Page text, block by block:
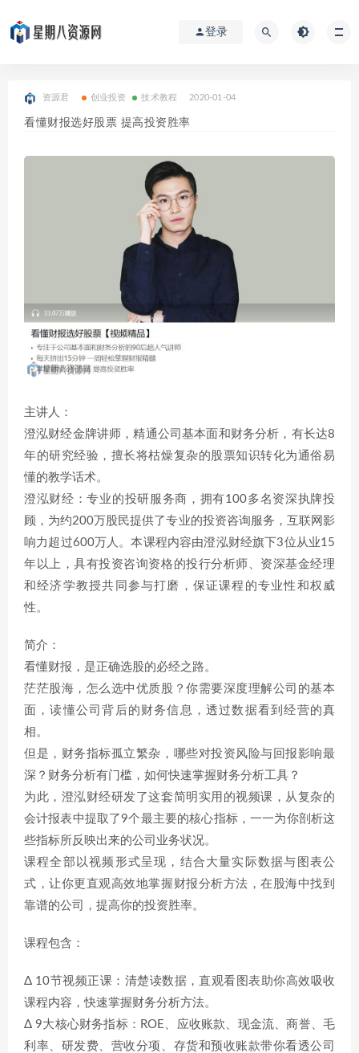
登录
资源君 创业投资 技术教程 2020-01-04
看懂财报选好股票 提高投资胜率
主讲人：
澄泓财经金牌讲师，精通公司基本面和财务分析，有长达8
年的研究经验，擅长将枯燥复杂的股票知识转化为通俗易
懂的教学话术。
澄泓财经：专业的投研服务商，拥有100多名资深执牌投
顾，为约200万股民提供了专业的投资咨询服务，互联网影
响力超过600万人。本课程内容由澄泓财经旗下3位从业15
年以上，具有投资咨询资格的投行分析师、资深基金经理
和经济学教授共同参与打磨，保证课程的专业性和权威
性。
简介：
看懂财报，是正确选股的必经之路。
茫茫股海，怎么选中优质股？你需要深度理解公司的基本
面，读懂公司背后的财务信息，透过数据看到经营的真
相。
但是，财务指标孤立繁杂，哪些对投资风险与回报影响最
深？财务分析有门槛，如何快速掌握财务分析工具？
为此，澄泓财经研发了这套简明实用的视频课，从复杂的
会计报表中提取了9个最主要的核心指标，一一为你剖析这
些指标所反映出来的公司业务状况。
课程全部以视频形式呈现，结合大量实际数据与图表公
式，让你更直观高效地掌握财报分析方法，在股海中找到
靠谱的公司，提高你的投资胜率。
课程包含：
Δ 10节视频正课：清楚读数据，直观看图表助你高效吸收
课程内容，快速掌握财务分析方法。
Δ 9大核心财务指标：ROE、应收账款、现金流、商誉、毛
利率、研发费、营收分项、存货和预收账款带你看透公司